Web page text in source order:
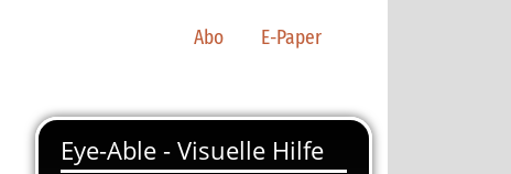
Abo E-Paper